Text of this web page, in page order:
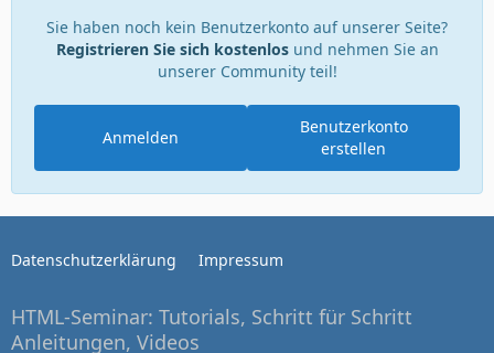
Sie haben noch kein Benutzerkonto auf unserer Seite?
Registrieren Sie sich kostenlosund nehmen Sie an
unserer Community teil!
Benutzerkonto
erstellen
Anmelden
Datenschutzerklärung Impressum
HTML-Seminar: Tutorials, Schritt für Schritt
Anleitungen, Videos